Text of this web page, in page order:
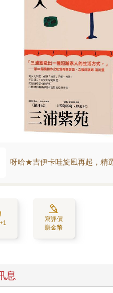
呀哈★吉伊卡哇旋風再起，精
寫評價
賺金幣
息